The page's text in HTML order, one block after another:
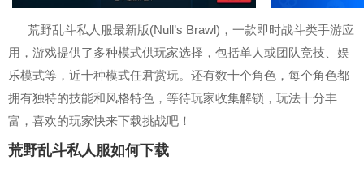
荒野乱斗私人服最新版(Null’s Brawl)，一款即时战斗类手游应
用，游戏提供了多种模式供玩家选择，包括单人或团队竞技、娱
乐模式等，近十种模式任君赏玩。还有数十个角色，每个角色都
拥有独特的技能和风格特色，等待玩家收集解锁，玩法十分丰
富，喜欢的玩家快来下载挑战吧！
荒野乱斗私人服如何下载